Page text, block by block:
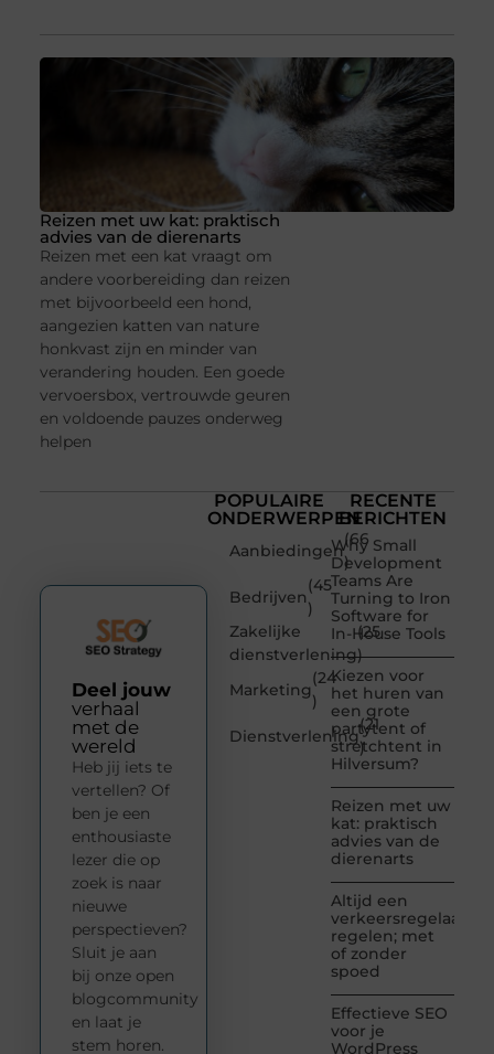
Reizen met uw kat: praktisch
advies van de dierenarts
Reizen met een kat vraagt om
andere voorbereiding dan reizen
met bijvoorbeeld een hond,
aangezien katten van nature
honkvast zijn en minder van
verandering houden. Een goede
vervoersbox, vertrouwde geuren
en voldoende pauzes onderweg
helpen
POPULAIRE
ONDERWERPEN
Aanbiedingen
(66
)
Bedrijven
(45
)
Zakelijke
dienstverlening
(25
)
Marketing
(24
)
Dienstverlening
(21
)
RECENTE
BERICHTEN
Why Small
Development
Teams Are
Turning to Iron
Software for
In-House Tools
Kiezen voor
het huren van
een grote
partytent of
stretchtent in
Hilversum?
Reizen met uw
kat: praktisch
advies van de
dierenarts
Altijd een
verkeersregelaar
regelen; met
of zonder
spoed
Effectieve SEO
voor je
WordPress
Deel jouw
verhaal
met de
wereld
Heb jij iets te
vertellen? Of
ben je een
enthousiaste
lezer die op
zoek is naar
nieuwe
perspectieven?
Sluit je aan
bij onze open
blogcommunity
en laat je
stem horen.